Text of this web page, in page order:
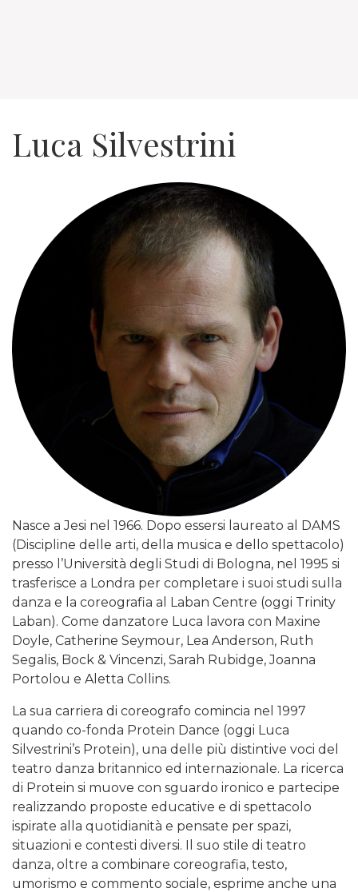
Luca Silvestrini
Nasce a Jesi nel 1966. Dopo essersi laureato al DAMS
(Discipline delle arti, della musica e dello spettacolo)
presso l’Università degli Studi di Bologna, nel 1995 si
trasferisce a Londra per completare i suoi studi sulla
danza e la coreografia al Laban Centre (oggi Trinity
Laban). Come danzatore Luca lavora con Maxine
Doyle, Catherine Seymour, Lea Anderson, Ruth
Segalis, Bock & Vincenzi, Sarah Rubidge, Joanna
Portolou e Aletta Collins.
La sua carriera di coreografo comincia nel 1997
quando co-fonda Protein Dance (oggi Luca
Silvestrini’s Protein), una delle più distintive voci del
teatro danza britannico ed internazionale. La ricerca
di Protein si muove con sguardo ironico e partecipe
realizzando proposte educative e di spettacolo
ispirate alla quotidianità e pensate per spazi,
situazioni e contesti diversi. Il suo stile di teatro
danza, oltre a combinare coreografia, testo,
umorismo e commento sociale, esprime anche una